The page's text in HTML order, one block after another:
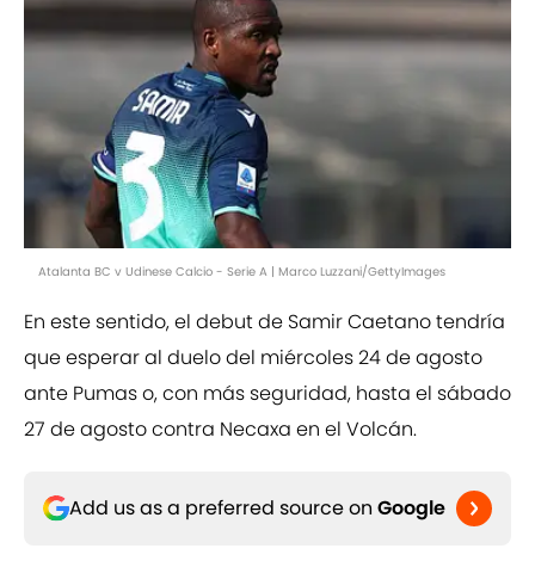
Atalanta BC v Udinese Calcio - Serie A | Marco Luzzani/GettyImages
En este sentido, el debut de Samir Caetano tendría
que esperar al duelo del miércoles 24 de agosto
ante Pumas o, con más seguridad, hasta el sábado
27 de agosto contra Necaxa en el Volcán.
Add us as a preferred source on Google